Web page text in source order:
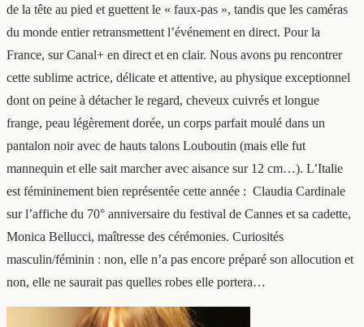
de la tête au pied et guettent le « faux-pas », tandis que les caméras
du monde entier retransmettent l’événement en direct. Pour la
France, sur Canal+ en direct et en clair. Nous avons pu rencontrer
cette sublime actrice, délicate et attentive, au physique exceptionnel
dont on peine à détacher le regard, cheveux cuivrés et longue
frange, peau légèrement dorée, un corps parfait moulé dans un
pantalon noir avec de hauts talons Louboutin (mais elle fut
mannequin et elle sait marcher avec aisance sur 12 cm…). L’Italie
est fémininement bien représentée cette année : Claudia Cardinale
sur l’affiche du 70° anniversaire du festival de Cannes et sa cadette,
Monica Bellucci, maîtresse des cérémonies. Curiosités
masculin/féminin : non, elle n’a pas encore préparé son allocution et
non, elle ne saurait pas quelles robes elle portera…